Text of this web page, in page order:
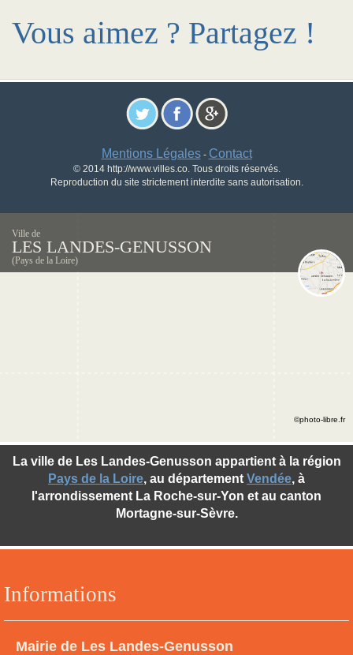
Vous aimez ? Partagez !
Mentions Légales- Contact
© 2014 http://www.villes.co. Tous droits réservés.
Reproduction du site strictement interdite sans autorisation.
Ville de
LES LANDES-GENUSSON
(Pays de la Loire)
Informations
Mairie de Les Landes-Genusson
La ville de Les Landes-Genusson appartient à la région
Pays de la Loire, au département Vendée, à
l'arrondissement La Roche-sur-Yon et au canton
Mortagne-sur-Sèvre.
©photo-libre.fr